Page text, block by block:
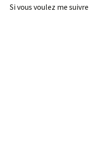
Si vous voulez me suivre